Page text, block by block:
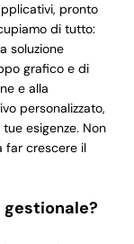
pronto
di tutto:
soluzione
grafico e di
e alla
personalizzato,
esigenze. Non
far crescere il
gestionale?